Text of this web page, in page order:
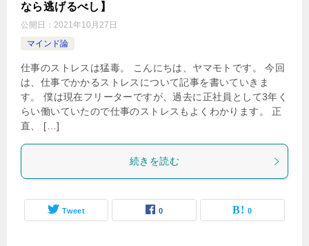
なら逃げるべし】
公開日： 2021年10月27日
マインド論
仕事のストレスは猛毒。 こんにちは、ヤマモトです。 今回
は、仕事でかかるストレスについて記事を書いていきま
す。 僕は現在フリーターですが、過去に正社員として3年く
らい働いていたので仕事のストレスもよくわかります。 正
直、 […]
続きを読む
Tweet 0 0